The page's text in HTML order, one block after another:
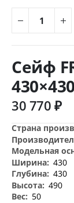
началу
изображений
Сейф
30 770 ₽
информация
430
430
490
50